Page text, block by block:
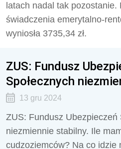
latach nadal tak pozostanie.
świadczenia emerytalno-
wyniosła 3735,34 zł.
ZUS: Fundusz
Społecznych
13 gru 2024
ZUS: Fundusz Ubezpieczeń
niezmiennie stabilny. Ile
cudzoziemców? Na co idzie